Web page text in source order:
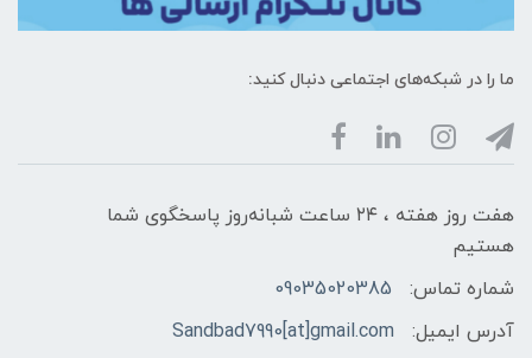
ما را در شبکه‌های اجتماعی دنبال کنید:
هفت روز هفته ، ۲۴ ساعت شبانه‌روز پاسخگوی شما
هستیم
شماره تماس:
09035020385
آدرس ایمیل:
Sandbad7990[at]gmail.com